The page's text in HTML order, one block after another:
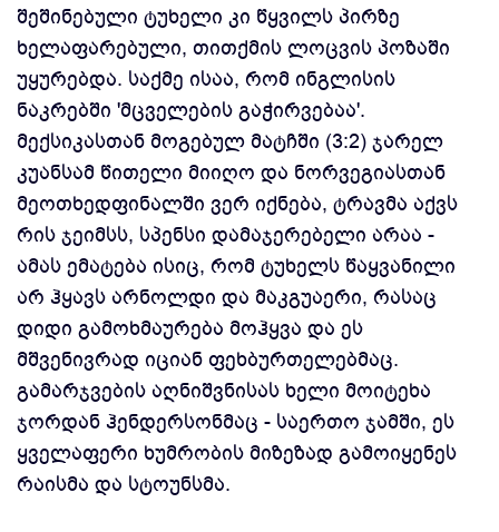
შეშინებული ტუხელი კი წყვილს პირზე
ხელაფარებული, თითქმის ლოცვის პოზაში
უყურებდა. საქმე ისაა, რომ ინგლისის
ნაკრებში 'მცველების გაჭირვებაა'.
მექსიკასთან მოგებულ მატჩში (3:2) ჯარელ
კუანსამ წითელი მიიღო და ნორვეგიასთან
მეოთხედფინალში ვერ იქნება, ტრავმა აქვს
რის ჯეიმსს, სპენსი დამაჯერებელი არაა -
ამას ემატება ისიც, რომ ტუხელს წაყვანილი
არ ჰყავს არნოლდი და მაკგუაერი, რასაც
დიდი გამოხმაურება მოჰყვა და ეს
მშვენივრად იციან ფეხბურთელებმაც.
გამარჯვების აღნიშვნისას ხელი მოიტეხა
ჯორდან ჰენდერსონმაც - საერთო ჯამში, ეს
ყველაფერი ხუმრობის მიზეზად გამოიყენეს
რაისმა და სტოუნსმა.